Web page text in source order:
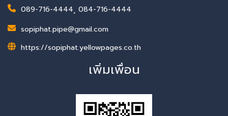
089-716-4444, 084-716-4444
sopiphat.pipe@gmail.com
https://sopiphat.yellowpages.co.th
เพิ่มเพื่อน